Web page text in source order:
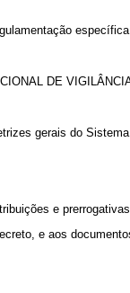
DE
gerais do
e
e aos